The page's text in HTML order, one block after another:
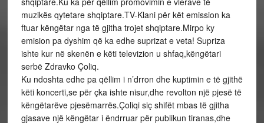
muzikës qytetare shqiptare.TV-Klani për kët emission ka
ftuar këngëtar nga të gjitha trojet shqiptare.Mirpo ky
emision pa dyshim që ka edhe suprizat e veta! Supriza
ishte kur në skenën e këti televizion u shfaq,këngëtari
serbë Zdravko Çoliq.
Ku ndoshta edhe pa qëllim i n’drron dhe kuptimin e të gjithë
këti koncerti,se për çka ishte nisur,dhe revolton një pjesë të
këngëtarëve pjesëmarrës.Çoliqi siç shifët mbas të gjitha
gjasave një këngëtar i ëndrruar për publikun tiranas,dhe